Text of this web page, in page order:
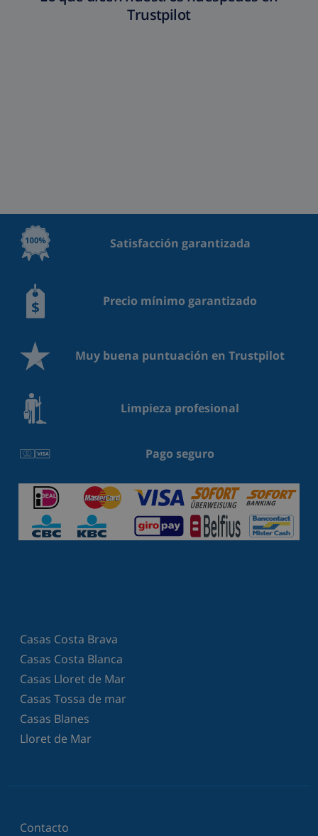
Trustpilot
Satisfacción garantizada
Precio mínimo garantizado
Muy buena puntuación en Trustpilot
Limpieza profesional
Pago seguro
Casas Costa Brava
Casas Costa Blanca
Casas Lloret de Mar
Casas Tossa de mar
Casas Blanes
Lloret de Mar
Contacto